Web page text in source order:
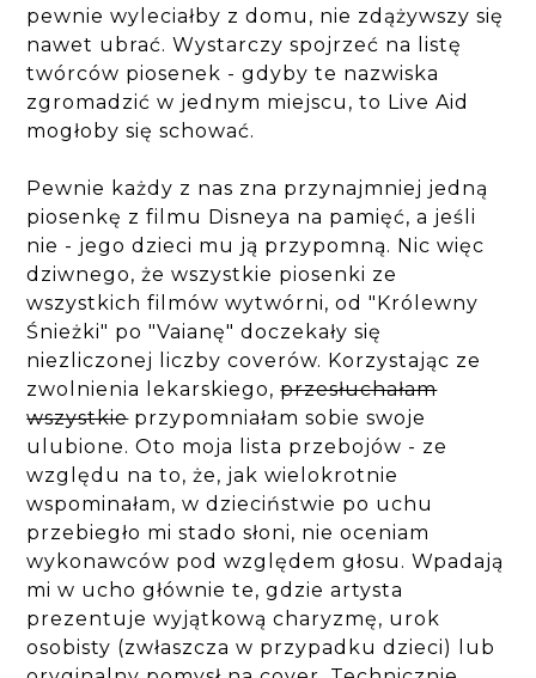
pewnie wyleciałby z domu, nie zdążywszy się
nawet ubrać. Wystarczy spojrzeć na listę
twórców piosenek - gdyby te nazwiska
zgromadzić w jednym miejscu, to Live Aid
mogłoby się schować.
Pewnie każdy z nas zna przynajmniej jedną
piosenkę z filmu Disneya na pamięć, a jeśli
nie - jego dzieci mu ją przypomną. Nic więc
dziwnego, że wszystkie piosenki ze
wszystkich filmów wytwórni, od "Królewny
Śnieżki" po "Vaianę" doczekały się
niezliczonej liczby coverów. Korzystając ze
zwolnienia lekarskiego,przesłuchałam
wszystkieprzypomniałam sobie swoje
ulubione. Oto moja lista przebojów - ze
względu na to, że, jak wielokrotnie
wspominałam, w dzieciństwie po uchu
przebiegło mi stado słoni, nie oceniam
wykonawców pod względem głosu. Wpadają
mi w ucho głównie te, gdzie artysta
prezentuje wyjątkową charyzmę, urok
osobisty (zwłaszcza w przypadku dzieci) lub